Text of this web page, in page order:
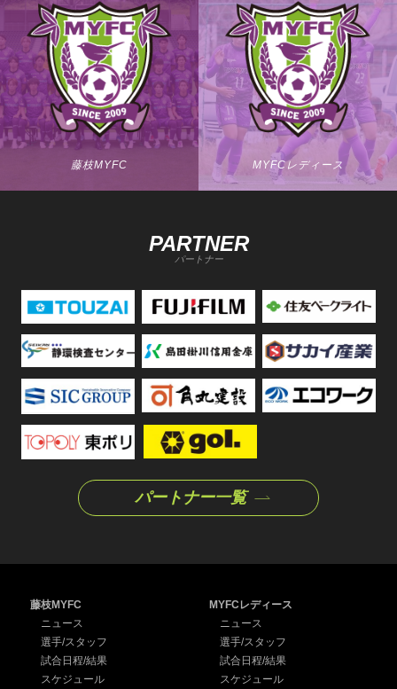
藤枝MYFC MYFCレディース
PARTNER
パートナー
パートナー一覧
藤枝MYFC
ニュース
選手/スタッフ
試合日程/結果
スケジュール
MYFCレディース
ニュース
選手/スタッフ
試合日程/結果
スケジュール